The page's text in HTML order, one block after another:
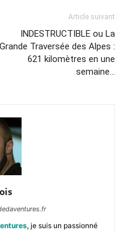
Article suivant
INDESTRUCTIBLE ou La
Grande Traversée des Alpes :
621 kilomètres en une
semaine…
, je suis un passionné